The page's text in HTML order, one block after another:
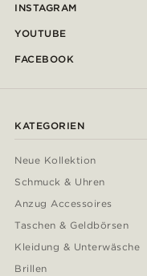
INSTAGRAM
YOUTUBE
FACEBOOK
KATEGORIEN
Neue Kollektion
Schmuck & Uhren
Anzug Accessoires
Taschen & Geldbörsen
Kleidung & Unterwäsche
Brillen